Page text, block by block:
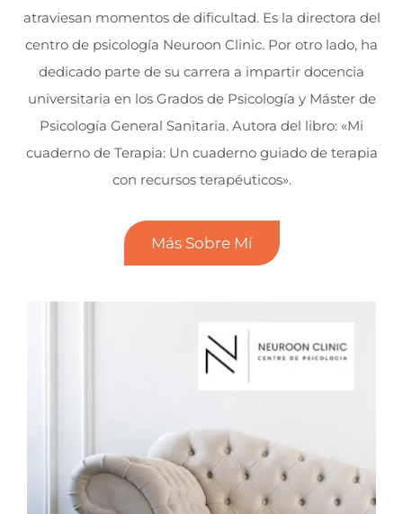
atraviesan momentos de dificultad. Es la directora del
centro de psicología Neuroon Clinic. Por otro lado, ha
dedicado parte de su carrera a impartir docencia
universitaria en los Grados de Psicología y Máster de
Psicología General Sanitaria. Autora del libro: «Mi
cuaderno de Terapia: Un cuaderno guiado de terapia
con recursos terapéuticos».
Más Sobre Mí